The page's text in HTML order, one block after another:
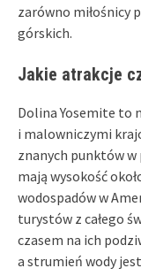
zarówno miłośnicy
górskich.
Jakie atrakcje
Dolina Yosemite to
i malowniczymi
znanych punktów w
mają wysokość
wodospadów w
turystów z całego
czasem na ich
a strumień wody